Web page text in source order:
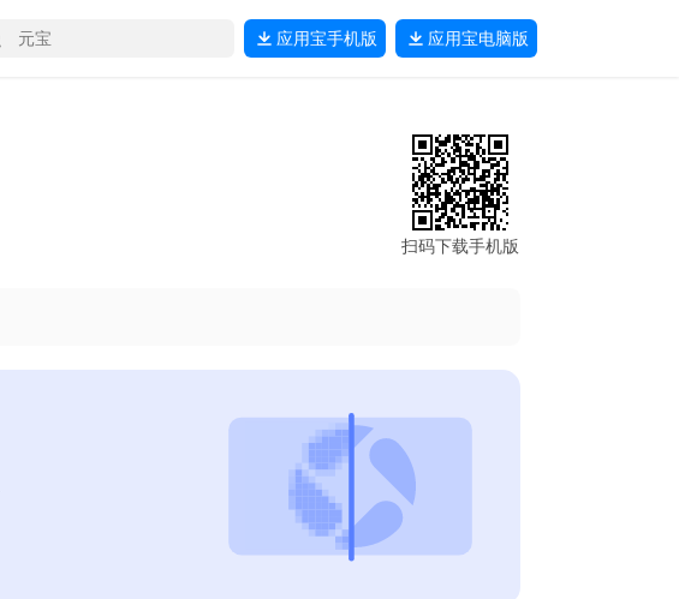
应用宝手机版 应用宝电脑版
扫码下载手机版